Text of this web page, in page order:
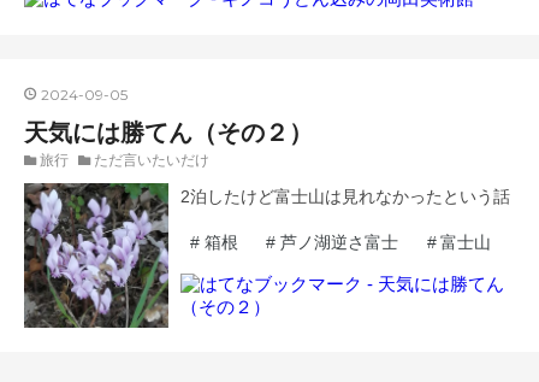
2024-09-05
天気には勝てん（その２）
旅行 ただ言いたいだけ
2泊したけど富士山は見れなかったという話
# 箱根 # 芦ノ湖逆さ富士 # 富士山